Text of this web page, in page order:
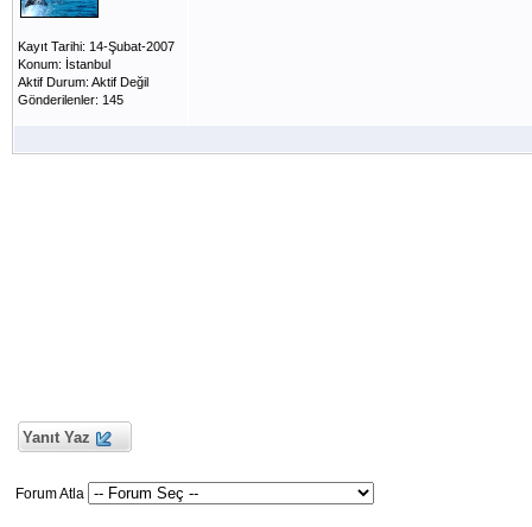
Kayıt Tarihi: 14-Şubat-2007
Konum: İstanbul
Aktif Durum: Aktif Değil
Gönderilenler: 145
Yanıt Yaz
Forum Atla